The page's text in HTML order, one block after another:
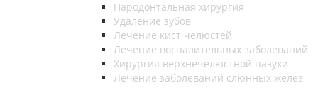
Пародонтальная хирургия
Удаление зубов
Лечение кист челюстей
Лечение воспалительных заболеваний
Хирургия верхнечелюстной пазухи
Лечение заболеваний слюнных желез